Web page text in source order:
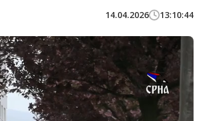
14.04.2026 13:10:44